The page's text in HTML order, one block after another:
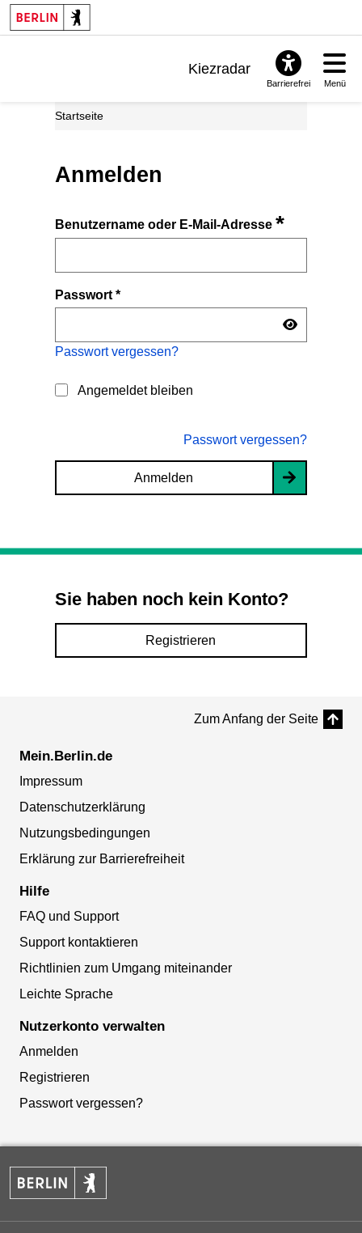
Kiezradar
Barrierefrei Menü
Startseite
Anmelden
Benutzername oder E-Mail-Adresse*
Passwort*
Passwort vergessen?
Angemeldet bleiben
Passwort vergessen?
Anmelden
Sie haben noch kein Konto?
Registrieren
Zum Anfang der Seite
Mein.Berlin.de
Impressum
Datenschutzerklärung
Nutzungsbedingungen
Erklärung zur Barrierefreiheit
Hilfe
FAQ und Support
Support kontaktieren
Richtlinien zum Umgang miteinander
Leichte Sprache
Nutzerkonto verwalten
Anmelden
Registrieren
Passwort vergessen?